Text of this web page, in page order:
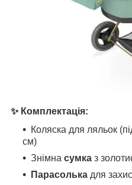
✨ Комплектація:
Коляска для ляльок
см)
Знімна сумка з
Парасолька для